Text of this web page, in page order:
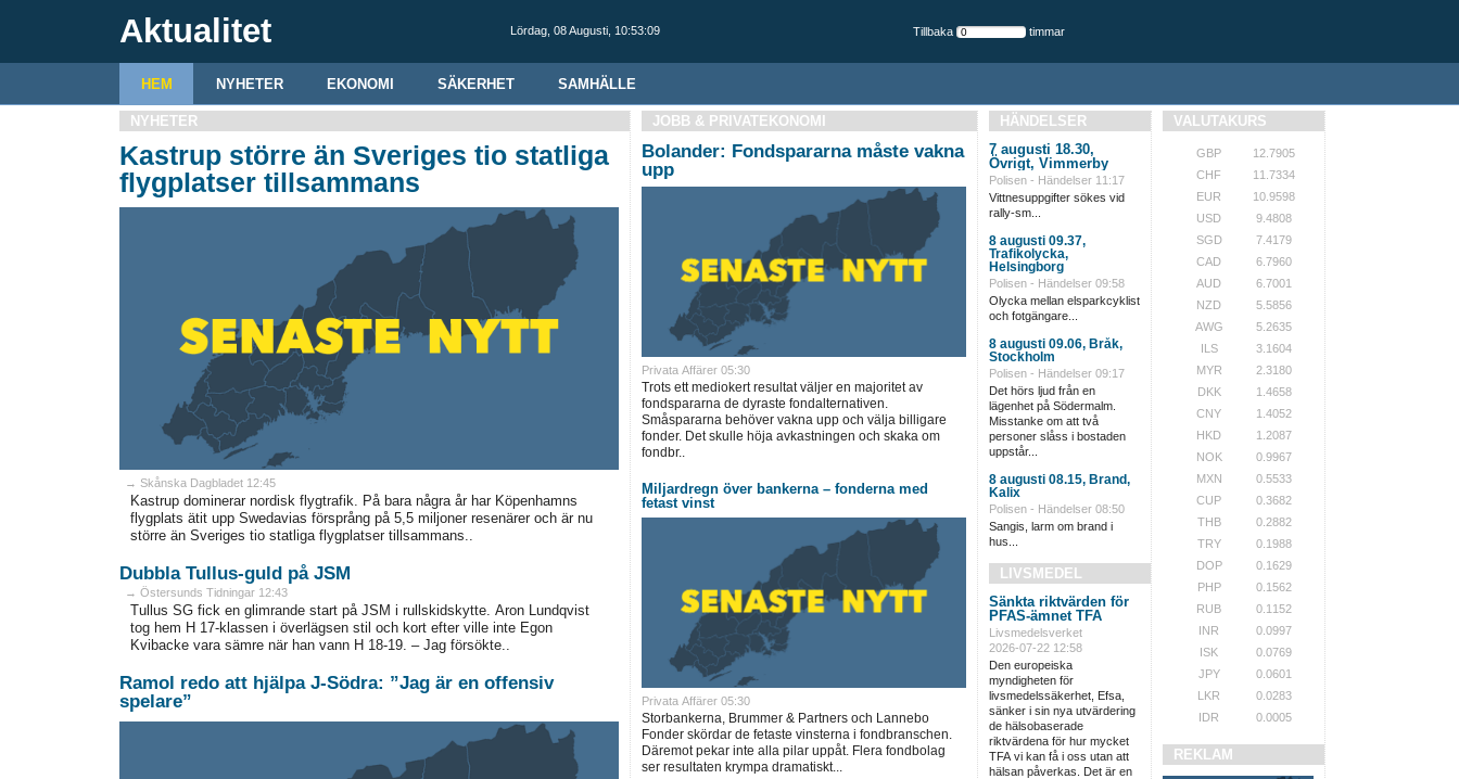
Aktualitet Lördag, 08 Augusti, 10:53:09 Tillbaka timmar
HEM NYHETER EKONOMI SÄKERHET SAMHÄLLE
NYHETER
Kastrup större än Sveriges tio statliga
flygplatser tillsammans
→ Skånska Dagbladet 12:45
Kastrup dominerar nordisk flygtrafik. På bara några år har Köpenhamns
flygplats ätit upp Swedavias försprång på 5,5 miljoner resenärer och är nu
större än Sveriges tio statliga flygplatser tillsammans..
Dubbla Tullus-guld på JSM
→ Östersunds Tidningar 12:43
Tullus SG fick en glimrande start på JSM i rullskidskytte. Aron Lundqvist
tog hem H 17-klassen i överlägsen stil och kort efter ville inte Egon
Kvibacke vara sämre när han vann H 18-19. – Jag försökte..
Ramol redo att hjälpa J-Södra: ”Jag är en offensiv
spelare”
JOBB & PRIVATEKONOMI
Bolander: Fondspararna måste vakna
upp
Privata Affärer 05:30
Trots ett mediokert resultat väljer en majoritet av
fondspararna de dyraste fondalternativen.
Småspararna behöver vakna upp och välja billigare
fonder. Det skulle höja avkastningen och skaka om
fondbr..
Miljardregn över bankerna – fonderna med
fetast vinst
Privata Affärer 05:30
Storbankerna, Brummer & Partners och Lannebo
Fonder skördar de fetaste vinsterna i fondbranschen.
Däremot pekar inte alla pilar uppåt. Flera fondbolag
ser resultaten krympa dramatiskt...
HÄNDELSER
7 augusti 18.30,
Övrigt, Vimmerby
Polisen - Händelser 11:17
Vittnesuppgifter sökes vid
rally-sm...
8 augusti 09.37,
Trafikolycka,
Helsingborg
Polisen - Händelser 09:58
Olycka mellan elsparkcyklist
och fotgängare...
8 augusti 09.06, Bråk,
Stockholm
Polisen - Händelser 09:17
Det hörs ljud från en
lägenhet på Södermalm.
Misstanke om att två
personer slåss i bostaden
uppstår...
8 augusti 08.15, Brand,
Kalix
Polisen - Händelser 08:50
Sangis, larm om brand i
hus...
LIVSMEDEL
Sänkta riktvärden för
PFAS-ämnet TFA
Livsmedelsverket
2026-07-22 12:58
Den europeiska
myndigheten för
livsmedelssäkerhet, Efsa,
sänker i sin nya utvärdering
de hälsobaserade
riktvärdena för hur mycket
TFA vi kan få i oss utan att
hälsan påverkas. Det är en
VALUTAKURS
GBP
12.7905
CHF
11.7334
EUR
10.9598
USD
9.4808
SGD
7.4179
CAD
6.7960
AUD
6.7001
NZD
5.5856
AWG
5.2635
ILS
3.1604
MYR
2.3180
DKK
1.4658
CNY
1.4052
HKD
1.2087
NOK
0.9967
MXN
0.5533
CUP
0.3682
THB
0.2882
TRY
0.1988
DOP
0.1629
PHP
0.1562
RUB
0.1152
INR
0.0997
ISK
0.0769
JPY
0.0601
LKR
0.0283
IDR
0.0005
REKLAM